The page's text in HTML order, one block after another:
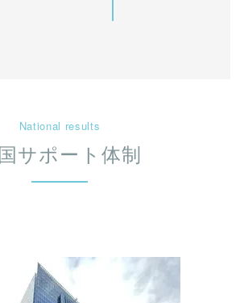
National results
サポート体制